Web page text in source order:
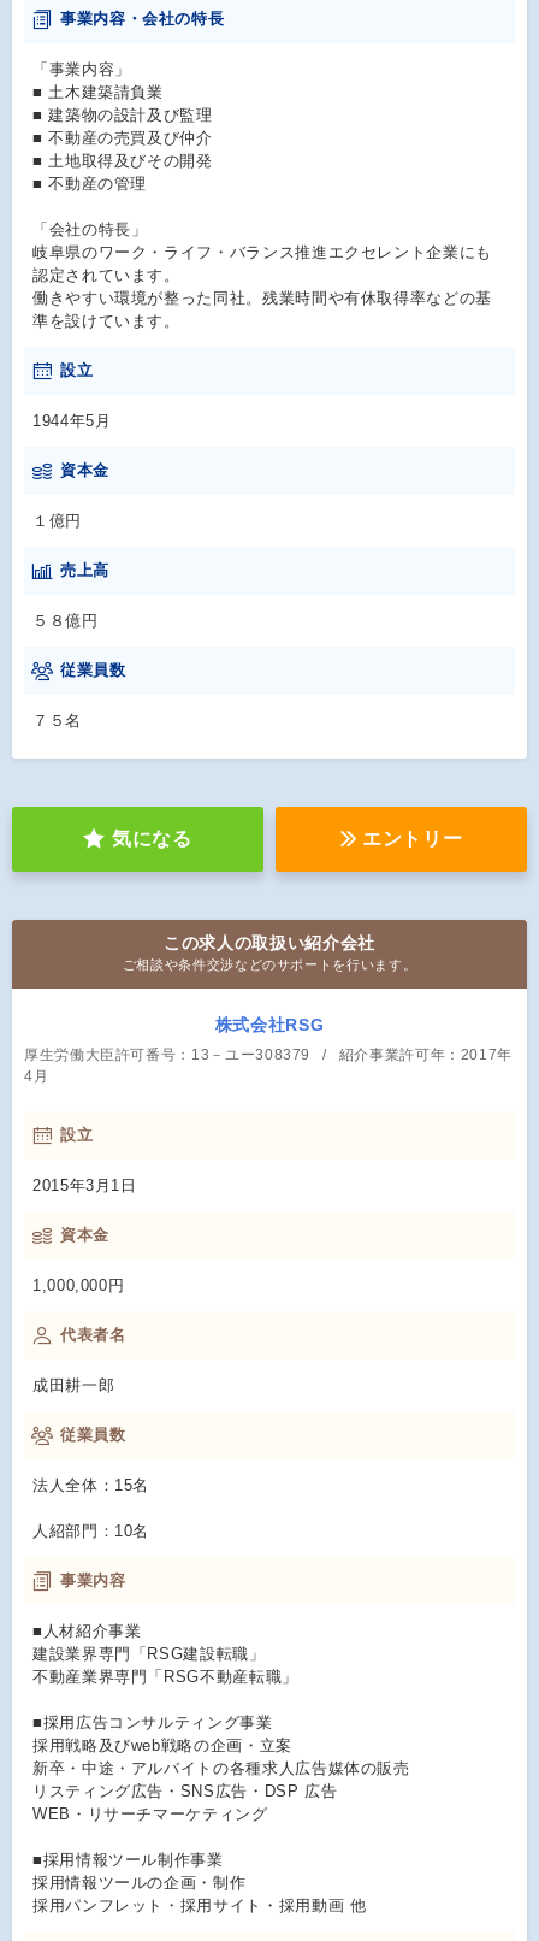
事業内容・会社の特長
「事業内容」
■ 土木建築請負業
■ 建築物の設計及び監理
■ 不動産の売買及び仲介
■ 土地取得及びその開発
■ 不動産の管理
「会社の特長」
岐阜県のワーク・ライフ・バランス推進エクセレント企業にも
認定されています。
働きやすい環境が整った同社。残業時間や有休取得率などの基
準を設けています。
設立
1944年5月
資本金
１億円
売上高
５８億円
従業員数
７５名
気になる エントリー
この求人の取扱い紹介会社
ご相談や条件交渉などのサポートを行います。
株式会社RSG
厚生労働大臣許可番号：13－ユー308379
紹介事業許可年：2017年
4月
設立
2015年3月1日
資本金
1,000,000円
代表者名
成田耕一郎
従業員数
法人全体：15名
人紹部門：10名
事業内容
■人材紹介事業
建設業界専門「RSG建設転職」
不動産業界専門「RSG不動産転職」
■採用広告コンサルティング事業
採用戦略及びweb戦略の企画・立案
新卒・中途・アルバイトの各種求人広告媒体の販売
リスティング広告・SNS広告・DSP 広告
WEB・リサーチマーケティング
■採用情報ツール制作事業
採用情報ツールの企画・制作
採用パンフレット・採用サイト・採用動画 他